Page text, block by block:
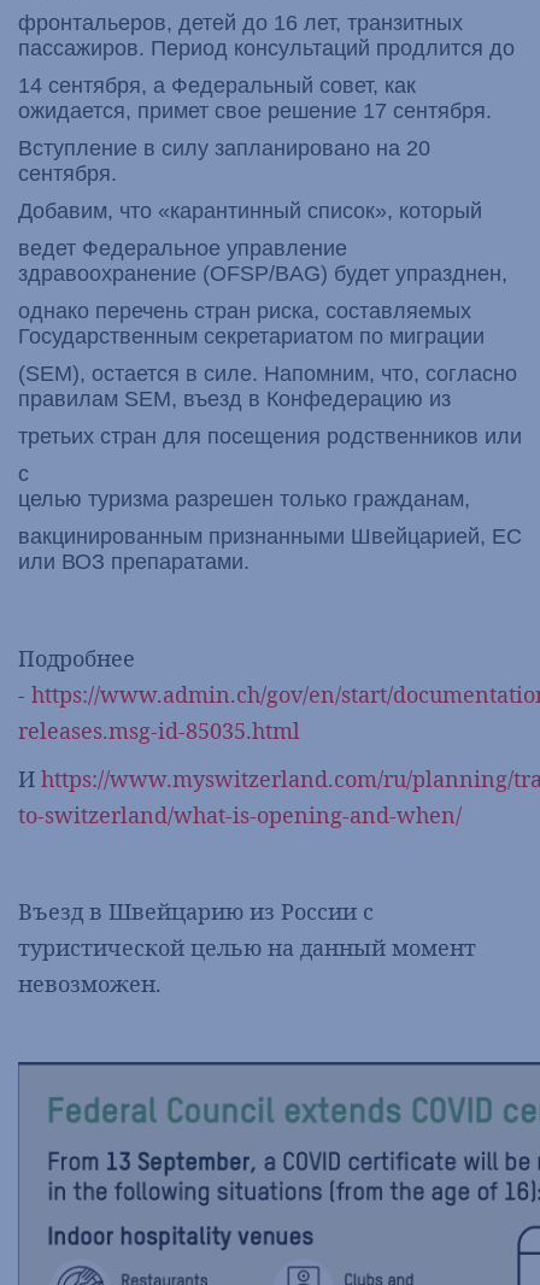
фронтальеров, детей до 16 лет, транзитных
пассажиров. Период консультаций продлится до
14 сентября, а Федеральный совет, как
ожидается, примет свое решение 17 сентября.
Вступление в силу запланировано на 20
сентября.
Добавим, что «карантинный список», который
ведет Федеральное управление
здравоохранение (OFSP/BAG) будет упразднен,
однако перечень стран риска, составляемых
Государственным секретариатом по миграции
(SEM), остается в силе. Напомним, что, согласно
правилам SEM, въезд в Конфедерацию из
третьих стран для посещения родственников или
с
целью туризма разрешен только гражданам,
вакцинированным признанными Швейцарией, ЕС
или ВОЗ препаратами.
Подробнее
- https://www.admin.ch/gov/en/start/
releases.msg-id-85035.html
И https://www.myswitzerland.com/ru/planning/
to-switzerland/what-is-opening-and-when/
Въезд в Швейцарию из России с
туристической целью на данный момент
невозможен.